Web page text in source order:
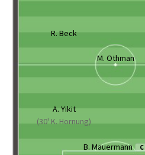
R. Beck
M. Othman
A. Yikit
(30' K. Hornung)
B. Mauermann C